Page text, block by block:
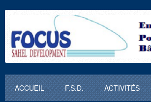
ACCUEIL F.S.D. ACTIVITÉS